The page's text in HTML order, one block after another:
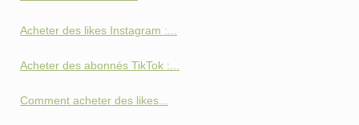
Acheter des likes Instagram :...
Acheter des abonnés TikTok :...
Comment acheter des likes...